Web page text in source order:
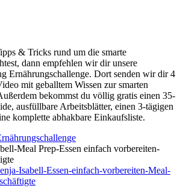
& Tricks rund um die smarte
dann empfehlen wir dir unsere
Ernährungschallenge. Dort senden wir dir 4
mit geballtem Wissen zur smarten
bekommst du völlig gratis einen 35-
ausfüllbare Arbeitsblätter, einen 3-tägigen
komplette abhakbare Einkaufsliste.